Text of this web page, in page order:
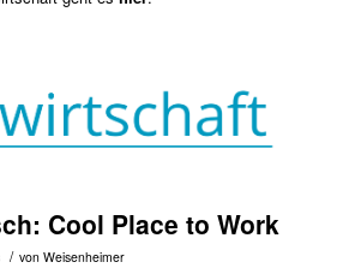
Cool Place to Work
/ von Weisenheimer